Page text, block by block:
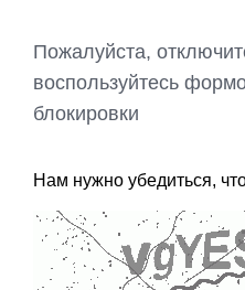
Пожалуйста,
воспользуйтесь
блокировки
Нам нужно убедиться,